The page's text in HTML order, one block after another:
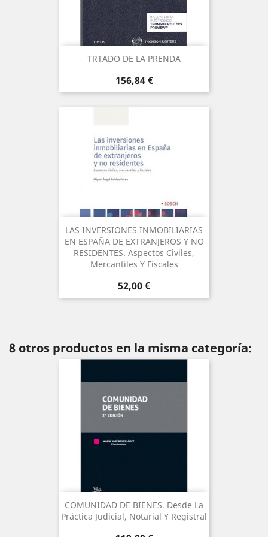
TRTADO DE LA PRENDA
Precio
156,84 €
LAS INVERSIONES INMOBILIARIAS
EN ESPAÑA DE EXTRANJEROS Y NO
RESIDENTES. Aspectos Civiles,
Mercantiles Y Fiscales
Precio
52,00 €
8 otros productos en la misma categoría:
COMUNIDAD DE BIENES. Desde La
Práctica Judicial, Notarial Y Registral